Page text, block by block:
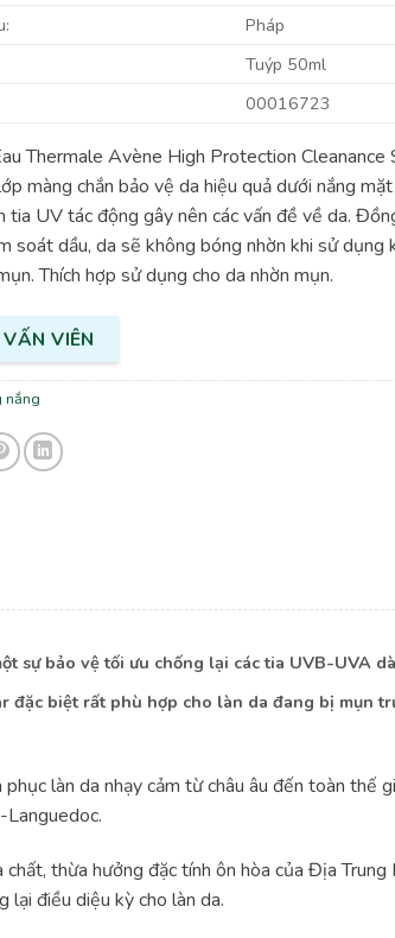
Pháp
Tuýp 50ml
00016723
Thermale Avène High Protection Cleanance
màng chắn bảo vệ da hiệu quả dưới nắng
tia UV tác động gây nên các vấn đề về da.
soát dầu, da sẽ không bóng nhờn khi sử dụng
Thích hợp sử dụng cho da nhờn mụn.
VIÊN
nắng
sự bảo vệ tối ưu chống lại các tia UVB-UVA
biệt rất phù hợp cho làn da đang bị mụn
làn da nhạy cảm từ châu âu đến toàn thế
Languedoc.
thừa hưởng đặc tính ôn hòa của Địa Trung
lại điều diệu kỳ cho làn da.